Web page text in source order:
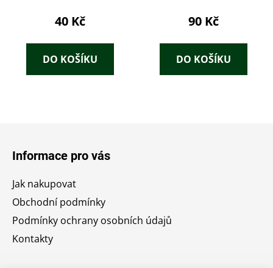
40 Kč
DO KOŠÍKU
90 Kč
DO KOŠÍKU
Informace pro vás
Jak nakupovat
Obchodní podmínky
Podmínky ochrany osobních údajů
Kontakty